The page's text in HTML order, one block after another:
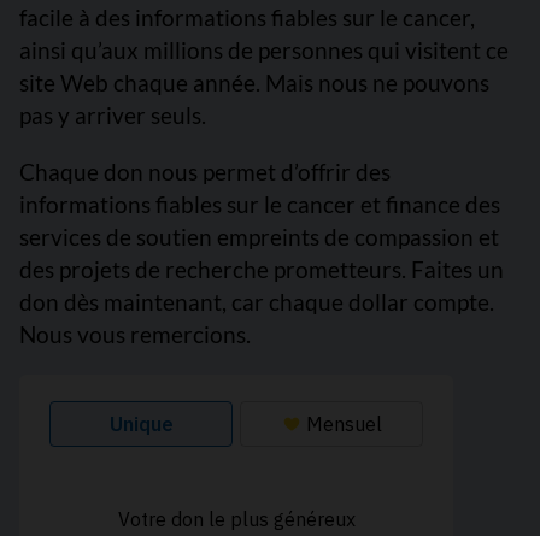
facile à des informations fiables sur le cancer,
ainsi qu’aux millions de personnes qui visitent ce
site Web chaque année. Mais nous ne pouvons
pas y arriver seuls.
Chaque don nous permet d’offrir des
informations fiables sur le cancer et finance des
services de soutien empreints de compassion et
des projets de recherche prometteurs. Faites un
don dès maintenant, car chaque dollar compte.
Nous vous remercions.